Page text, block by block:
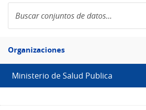
conjuntos
de
Filtro
Organizaciones
Organizaciones
Ministerio de Salud Publica